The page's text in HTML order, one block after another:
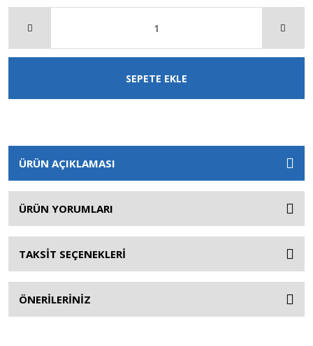
SEPETE EKLE
ÜRÜN AÇIKLAMASI
ÜRÜN YORUMLARI
TAKSİT SEÇENEKLERİ
ÖNERİLERİNİZ